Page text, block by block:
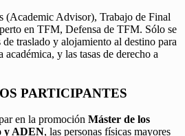
(Academic Advisor), Trabajo de Final
en TFM, Defensa de TFM. Sólo se
traslado y alojamiento al destino para
académica, y las tasas de derecho a
PARTICIPANTES
en la promoción Máster de los
y ADEN, las personas físicas mayores